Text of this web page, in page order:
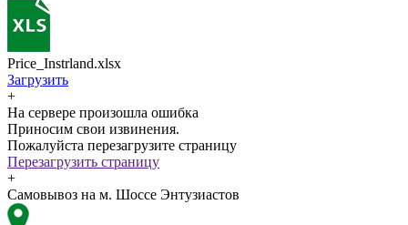
Price_Instrland.xlsx
Загрузить
+
На сервере произошла ошибка
Приносим свои извинения.
Пожалуйста перезагрузите страницу
Перезагрузить страницу
+
Самовывоз на м. Шоссе Энтузиастов